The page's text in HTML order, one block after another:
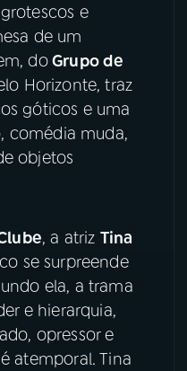
X
e
de um
doGrupo de
Horizonte, traz
góticos e uma
comédia muda,
objetos
, a atriz Tina
se surpreende
ela, a trama
e hierarquia,
opressor e
atemporal. Tina